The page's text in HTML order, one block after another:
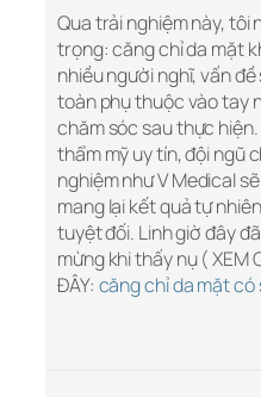
Qua trải nghiệm này, tôi
trọng: căng chỉ da mặt
nhiều người nghĩ, vấn
toàn phụ thuộc vào tay
chăm sóc sau thực
thẩm mỹ uy tín, đội ngũ
nghiệm như V Medical
mang lại kết quả tự
tuyệt đối. Linh giờ đây
mừng khi thấy nụ ( XEM
ĐÂY: căng chỉ da mặt có